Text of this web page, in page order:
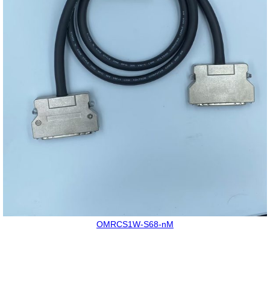
OMRCS1W-S68-nM